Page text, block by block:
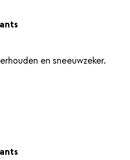
en sneeuwzeker.